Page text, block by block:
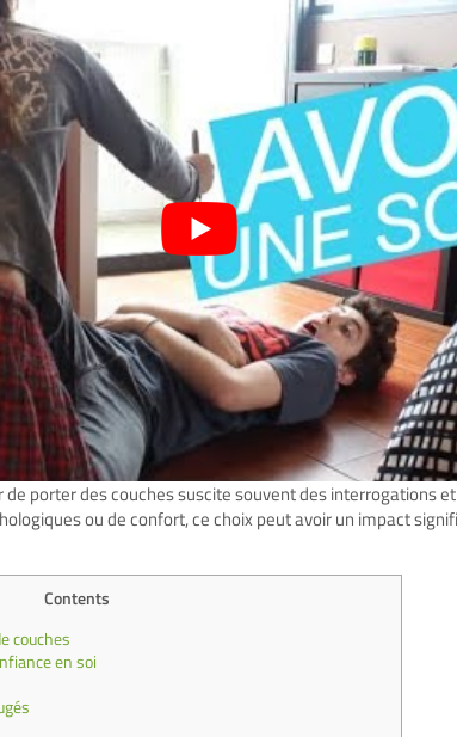
porter des couches suscite souvent des interrogations
ou de confort, ce choix peut avoir un impact
Contents
couches
en soi